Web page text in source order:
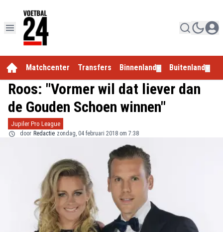
Matchcenter Transfers Binnenland Buitenland
Roos: "Vormer wil dat liever dan
de Gouden Schoen winnen"
Jupiler Pro League
door Redactie zondag, 04 februari 2018 om 7:38